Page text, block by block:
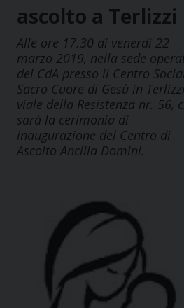
ascolto a Terlizzi
Alle ore 17.30 di venerdì 22
marzo 2019, nella sede
del CdA presso il Centro
Sacro Cuore di Gesù in
viale della Resistenza nr. 56,
sarà la cerimonia di
inaugurazione del Centro di
Ascolto Ancilla Domini.